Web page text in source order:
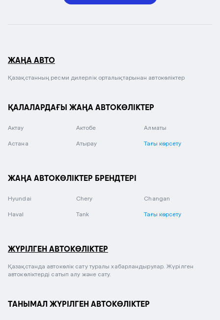
ЖАҢА АВТО
Қазақстанның ресми дилерлік орталықтарынан автокөліктер
ҚАЛАЛАРДАҒЫ ЖАҢА АВТОКӨЛІКТЕР
Актау Актобе Алматы
Астана Атырау Тағы көрсету
ЖАҢА АВТОКӨЛІКТЕР БРЕНДТЕРІ
Hyundai Chery Changan
Haval Tank Тағы көрсету
ЖҮРІЛГЕН АВТОКӨЛІКТЕР
Қазақстанда автокөлік сату туралы хабарландырулар. Жүрілген
автокөліктерді сатып алу және сату.
ТАНЫМАЛ ЖҮРІЛГЕН АВТОКӨЛІКТЕР